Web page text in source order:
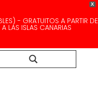
X
- GRATUITOS A PARTIR DE
LAS ISLAS CANARIAS